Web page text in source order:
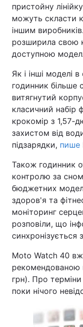
пристойну лінійку
можуть скласти
іншим
розширила свою
доступною
Як і інші моделі
годинник більше
витягнутий
класичний набір
крокомір з 1,57-
захистом від
підзарядки, пише
Також годинник
контролю за
бюджетних
здоров'я та
моніторинг
розповіли, що
синхронізується
Moto Watch 40
рекомендованою
грн). Про
поки нічого